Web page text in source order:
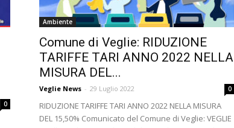
0
Ambiente
Comune di Veglie: RIDUZIONE
TARIFFE TARI ANNO 2022 NELLA
MISURA DEL...
Veglie News - 29 Luglio 2022 0
RIDUZIONE TARIFFE TARI ANNO 2022 NELLA MISURA
DEL 15,50% Comunicato del Comune di Veglie: VEGLIE